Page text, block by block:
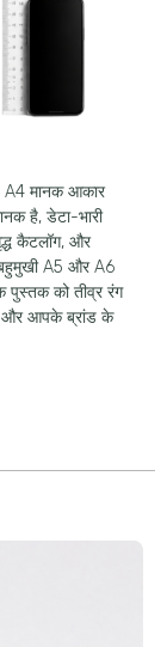
A4 मानक आकार
है, डेटा-भारी
कैटलॉग, और
बहुमुखी A5 और A6
पुस्तक को तीव्र रंग
और आपके ब्रांड के